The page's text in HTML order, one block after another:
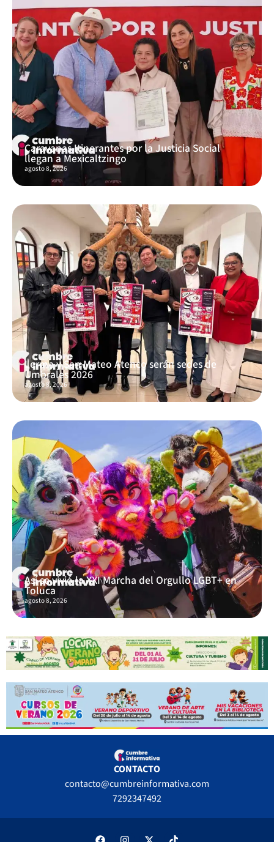
Caravanas Itinerantes por la Justicia Social
llegan a Mexicaltzingo
agosto 8, 2026
Lerma y San Mateo Atenco serán sedes de
Umbrales 2026
agosto 8, 2026
Así se vivió la XXI Marcha del Orgullo LGBT+ en
Toluca
agosto 8, 2026
CONTACTO
contacto@cumbreinformativa.com
7292347492